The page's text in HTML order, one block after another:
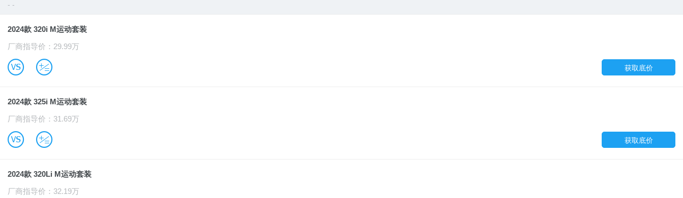
- -
2024款 320i M运动套装
厂商指导价：29.99万
获取底价
B u
2024款 325i M运动套装
厂商指导价：31.69万
获取底价
B u
2024款 320Li M运动套装
厂商指导价：32.19万